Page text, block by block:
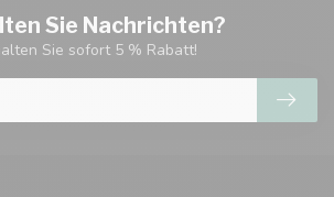
Sie Nachrichten?
Sie sofort 5 % Rabatt!